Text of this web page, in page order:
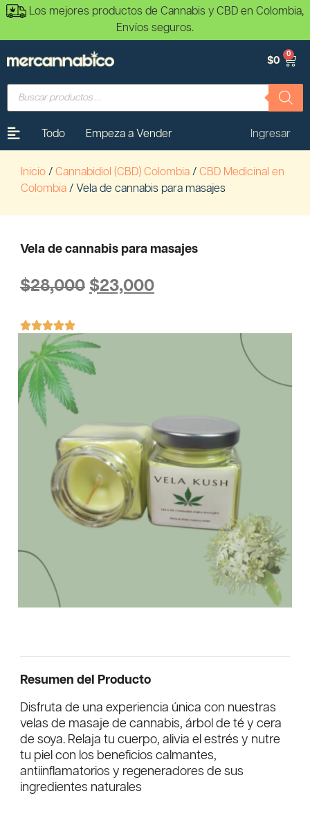
Los mejores productos de Cannabis y CBD en Colombia,
Envíos seguros.
$0
0
Todo Empeza a Vender Ingresar
Inicio / Cannabidiol (CBD) Colombia / CBD Medicinal en
Colombia / Vela de cannabis para masajes
Vela de cannabis para masajes
$28,000 $23,000

Resumen del Producto
Disfruta de una experiencia única con nuestras
velas de masaje de cannabis, árbol de té y cera
de soya. Relaja tu cuerpo, alivia el estrés y nutre
tu piel con los beneficios calmantes,
antiinflamatorios y regeneradores de sus
ingredientes naturales